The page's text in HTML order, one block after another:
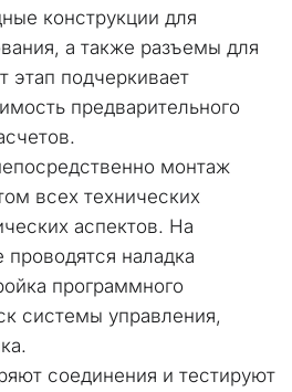
конструкции для
а также разъемы для
этап подчеркивает
предварительного
монтаж
всех технических
аспектов. На
наладка
программного
системы управления,
соединения и тестируют